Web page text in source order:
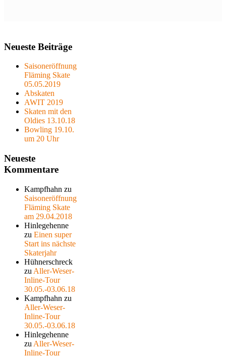
Neueste Beiträge
Saisoneröffnung
Fläming Skate
05.05.2019
Abskaten
AWIT 2019
Skaten mit den
Oldies 13.10.18
Bowling 19.10.
um 20 Uhr
Neueste
Kommentare
Kampfhahn zu
Saisoneröffnung
Fläming Skate
am 29.04.2018
Hinlegehenne
zu Einen super
Start ins nächste
Skaterjahr
Hühnerschreck
zu Aller-Weser-
Inline-Tour
30.05.-03.06.18
Kampfhahn zu
Aller-Weser-
Inline-Tour
30.05.-03.06.18
Hinlegehenne
zu Aller-Weser-
Inline-Tour